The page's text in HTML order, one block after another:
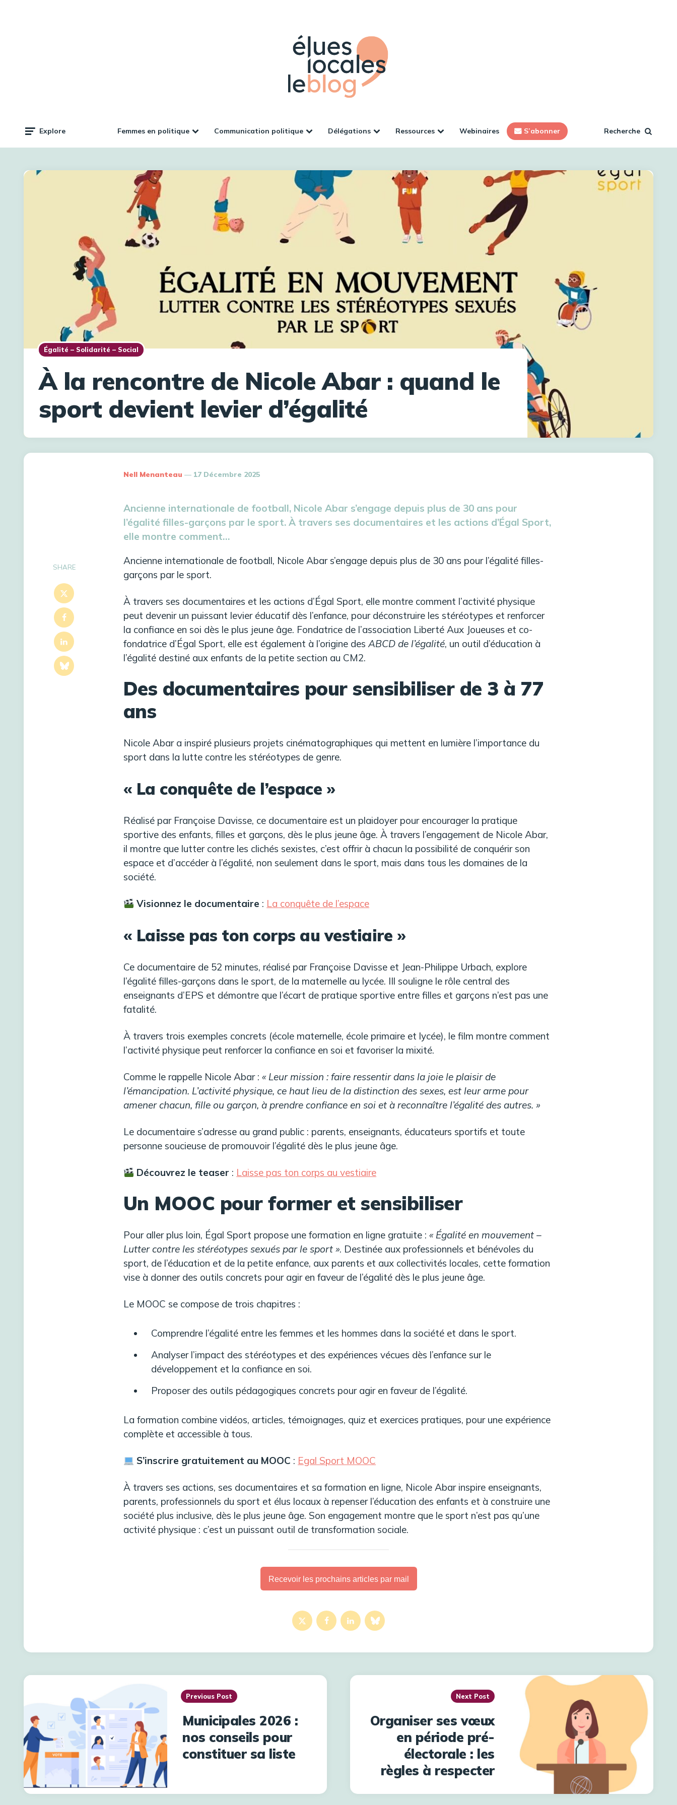
Explore Femmes en politique Communication politique Délégations Ressources Webinaires S’abonner Recherche
Égalité – Solidarité – Social
À la rencontre de Nicole Abar : quand le
sport devient levier d’égalité
Posted
Nell Menanteau 17 Décembre 2025
Ancienne internationale de football, Nicole Abar s’engage depuis plus de 30 ans pour
l’égalité filles-garçons par le sport. À travers ses documentaires et les actions d’Égal Sport,
elle montre comment…
SHARE
Ancienne internationale de football, Nicole Abar s’engage depuis plus de 30 ans pour l’égalité filles-
garçons par le sport.
À travers ses documentaires et les actions d’Égal Sport, elle montre comment l’activité physique
peut devenir un puissant levier éducatif dès l’enfance, pour déconstruire les stéréotypes et renforcer
la confiance en soi dès le plus jeune âge. Fondatrice de l’association Liberté Aux Joueuses et co-
fondatrice d’Égal Sport, elle est également à l’origine desABCD de l’égalité, un outil d’éducation à
l’égalité destiné aux enfants de la petite section au CM2.
Des documentaires pour sensibiliser de 3 à 77
ans
Nicole Abar a inspiré plusieurs projets cinématographiques qui mettent en lumière l’importance du
sport dans la lutte contre les stéréotypes de genre.
« La conquête de l’espace »
Réalisé par Françoise Davisse, ce documentaire est un plaidoyer pour encourager la pratique
sportive des enfants, filles et garçons, dès le plus jeune âge. À travers l’engagement de Nicole Abar,
il montre que lutter contre les clichés sexistes, c’est offrir à chacun la possibilité de conquérir son
espace et d’accéder à l’égalité, non seulement dans le sport, mais dans tous les domaines de la
société.
Visionnez le documentaire : La conquête de l’espace
« Laisse pas ton corps au vestiaire »
Ce documentaire de 52 minutes, réalisé par Françoise Davisse et Jean-Philippe Urbach, explore
l’égalité filles-garçons dans le sport, de la maternelle au lycée. IIl souligne le rôle central des
enseignants d’EPS et démontre que l’écart de pratique sportive entre filles et garçons n’est pas une
fatalité.
À travers trois exemples concrets (école maternelle, école primaire et lycée), le film montre comment
l’activité physique peut renforcer la confiance en soi et favoriser la mixité.
Comme le rappelle Nicole Abar : « Leur mission : faire ressentir dans la joie le plaisir de
l’émancipation. L’activité physique, ce haut lieu de la distinction des sexes, est leur arme pour
amener chacun, fille ou garçon, à prendre confiance en soi et à reconnaître l’égalité des autres. »
Le documentaire s’adresse au grand public : parents, enseignants, éducateurs sportifs et toute
personne soucieuse de promouvoir l’égalité dès le plus jeune âge.
Découvrez le teaser : Laisse pas ton corps au vestiaire
Un MOOC pour former et sensibiliser
Pour aller plus loin, Égal Sport propose une formation en ligne gratuite : « Égalité en mouvement –
Lutter contre les stéréotypes sexués par le sport ». Destinée aux professionnels et bénévoles du
sport, de l’éducation et de la petite enfance, aux parents et aux collectivités locales, cette formation
vise à donner des outils concrets pour agir en faveur de l’égalité dès le plus jeune âge.
Le MOOC se compose de trois chapitres :
Comprendre l’égalité entre les femmes et les hommes dans la société et dans le sport.
Analyser l’impact des stéréotypes et des expériences vécues dès l’enfance sur le
développement et la confiance en soi.
Proposer des outils pédagogiques concrets pour agir en faveur de l’égalité.
La formation combine vidéos, articles, témoignages, quiz et exercices pratiques, pour une expérience
complète et accessible à tous.
S’inscrire gratuitement au MOOC : Egal Sport MOOC
À travers ses actions, ses documentaires et sa formation en ligne, Nicole Abar inspire enseignants,
parents, professionnels du sport et élus locaux à repenser l’éducation des enfants et à construire une
société plus inclusive, dès le plus jeune âge. Son engagement montre que le sport n’est pas qu’une
activité physique : c’est un puissant outil de transformation sociale.
Recevoir les prochains articles par mail
Post
navigation
Previous Post
Municipales 2026 :
nos conseils pour
constituer sa liste
Next Post
Organiser ses vœux
en période pré-
électorale : les
règles à respecter